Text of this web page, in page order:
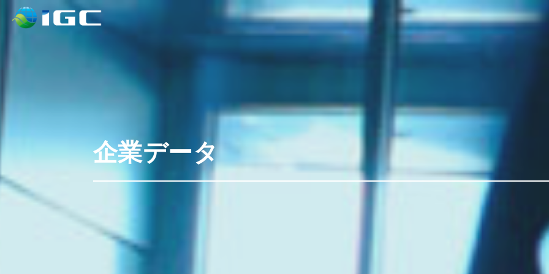
企業データ